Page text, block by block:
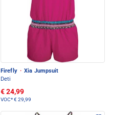
Firefly · Xia Jumpsuit
Deti
€ 24,99
VOC*€ 29,99